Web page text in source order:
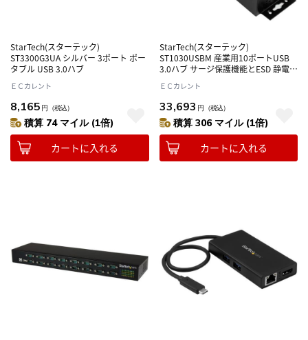
StarTech(スターテック)
ST3300G3UA シルバー 3ポート ポー
タブル USB 3.0ハブ
ＥＣカレント
8,165 円 （税込）
積算 74 マイル (1倍)
カートに入れる
StarTech(スターテック)
ST1030USBM 産業用10ポートUSB
3.0ハブ サージ保護機能とESD 静電放
ＥＣカレント
33,693 円 （税込）
積算 306 マイル (1倍)
カートに入れる